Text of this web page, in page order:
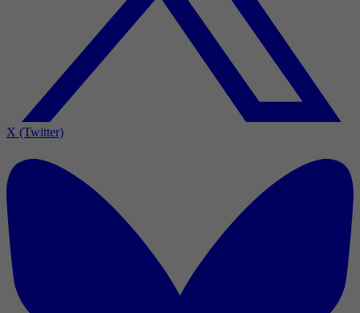
X (Twitter)